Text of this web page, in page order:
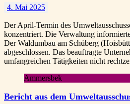
4. Mai 2025
Der April-Termin des
konzentriert. Die Verwaltung
Der Waldumbau am Schüberg
abgeschlossen. Das beauftragte
umfangreichen Tätigkeiten nicht
Ammersbek
Bericht aus dem